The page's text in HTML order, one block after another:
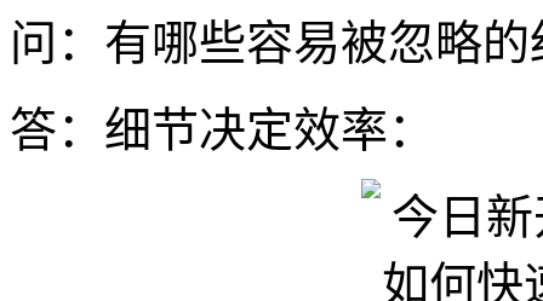
问：有哪些容易被忽略
答：细节决定效率：